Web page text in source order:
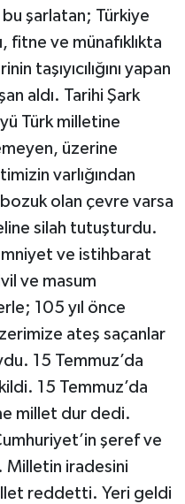
şarlatan; Türkiye
fitne ve münafıklıkta
taşıyıcılığını yapan
aldı. Tarihi Şark
Türk milletine
üzerine
varlığından
bozuk olan çevre varsa
eline silah tutuşturdu.
ve istihbarat
ve masum
105 yıl önce
ateş saçanlar
15 Temmuz’da
15 Temmuz’da
millet dur dedi.
şeref ve
Milletin iradesini
reddetti. Yeri geldi